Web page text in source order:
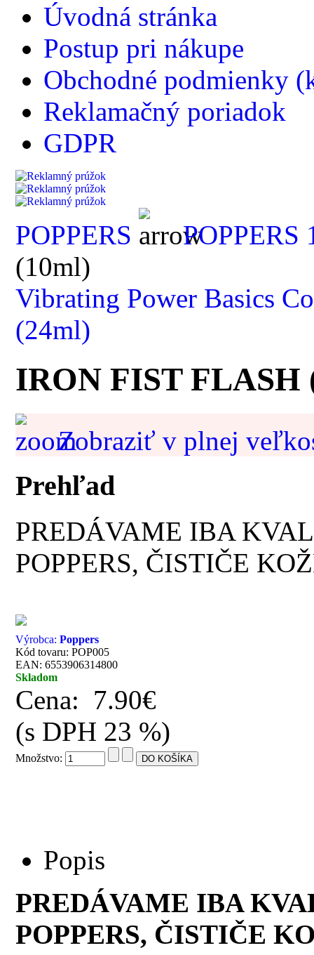
Úvodná stránka
Postup pri nákupe
Obchodné podmienky
Reklamačný poriadok
GDPR
POPPERS
POPPERS
(10ml)
Vibrating Power Basics
(24ml)
IRON FIST FLASH
Zobraziť v plnej
Prehľad
PREDÁVAME IBA
POPPERS, ČISTIČE
Výrobca:Poppers
Kód tovaru: POP005
EAN: 6553906314800
Skladom
Cena: 7.90€
(s DPH 23 %)
Množstvo:
Popis
PREDÁVAME IBA
POPPERS, ČISTIČE